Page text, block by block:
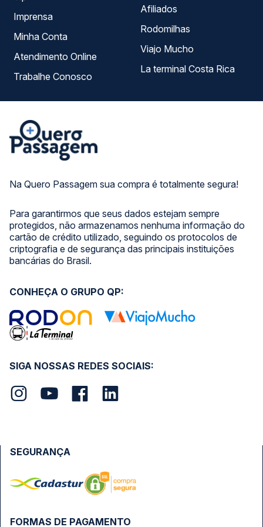
Na Quero Passagem sua compra é totalmente segura!
Para garantirmos que seus dados estejam sempre
protegidos, não armazenamos nenhuma informação do
cartão de crédito utilizado, seguindo os protocolos de
criptografia e de segurança das principais instituições
bancárias do Brasil.
Imprensa
Minha Conta
Atendimento Online
Trabalhe Conosco
Afiliados
Rodomilhas
Viajo Mucho
La terminal Costa Rica
SIGA NOSSAS REDES SOCIAIS:
CONHEÇA O GRUPO QP:
FORMAS DE PAGAMENTO
SEGURANÇA